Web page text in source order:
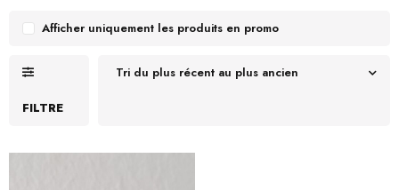
FILTRE
Tri du plus récent au plus ancien
Afficher uniquement les produits en promo